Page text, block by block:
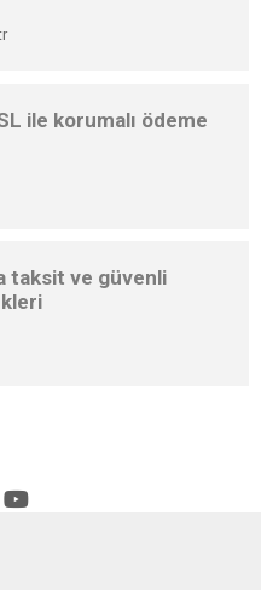
ile korumalı ödeme
taksit ve güvenli